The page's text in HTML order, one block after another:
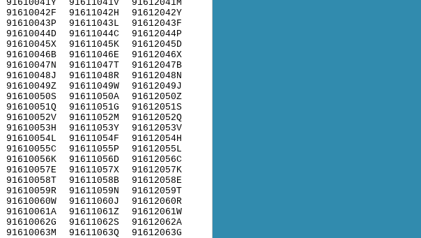
91610041Y
91610042F
91610043P
91610044D
91610045X
91610046B
91610047N
91610048J
91610049Z
91610050S
91610051Q
91610052V
91610053H
91610054L
91610055C
91610056K
91610057E
91610058T
91610059R
91610060W
91610061A
91610062G
91610063M
91611041V
91611042H
91611043L
91611044C
91611045K
91611046E
91611047T
91611048R
91611049W
91611050A
91611051G
91611052M
91611053Y
91611054F
91611055P
91611056D
91611057X
91611058B
91611059N
91611060J
91611061Z
91611062S
91611063Q
91612041M
91612042Y
91612043F
91612044P
91612045D
91612046X
91612047B
91612048N
91612049J
91612050Z
91612051S
91612052Q
91612053V
91612054H
91612055L
91612056C
91612057K
91612058E
91612059T
91612060R
91612061W
91612062A
91612063G